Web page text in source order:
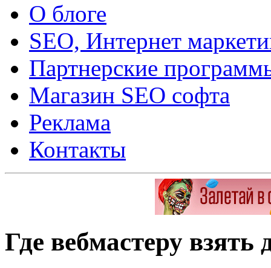
О блоге
SEO, Интернет
Партнерские
Магазин SEO софта
Реклама
Контакты
Где вебмастеру взять